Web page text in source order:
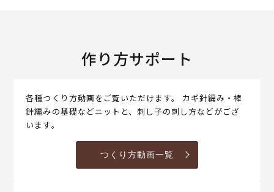
作り方サポート
各種つくり方動画をご覧いただけます。 カギ針編み・棒
針編みの基礎などニットと、刺し子の刺し方などがござ
います。
つくり方動画一覧